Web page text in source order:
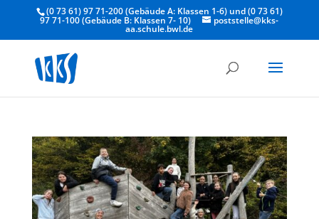
(0 73 61) 97 71-200 (Gebäude A: Klassen 1-6) und (0 73 61)
97 71-100 (Gebäude B: Klassen 7- 10) poststelle@kks-
aa.schule.bwl.de